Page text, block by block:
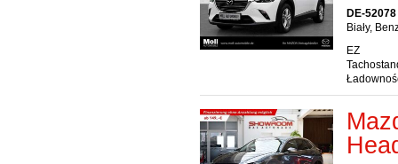
DE-
Biały,
EZ